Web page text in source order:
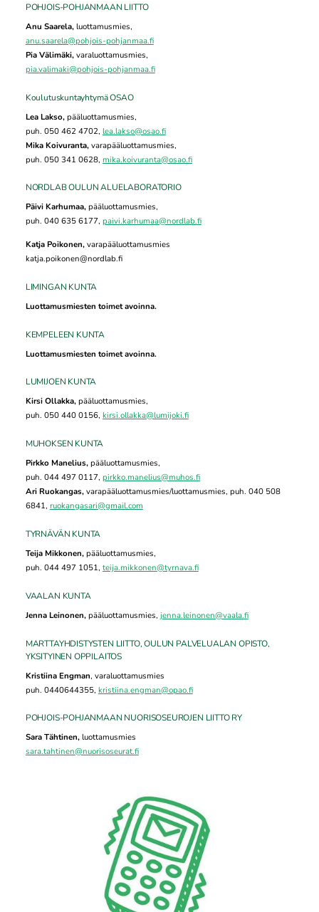
POHJOIS-POHJANMAAN LIITTO
Anu Saarela,luottamusmies,
anu.saarela@pohjois-pohjanmaa.fi
Pia Välimäki,varaluottamusmies,
pia.valimaki@pohjois-pohjanmaa.fi
Koulutuskuntayhtymä OSAO
Lea Lakso,pääluottamusmies,
puh. 050 462 4702, lea.lakso@osao.fi
Mika Koivuranta,varapääluottamusmies,
puh. 050 341 0628, mika.koivuranta@osao.fi
NORDLAB OULUN ALUELABORATORIO
Päivi Karhumaa,pääluottamusmies,
puh. 040 635 6177, paivi.karhumaa@nordlab.fi
Katja Poikonen,varapääluottamusmies
katja.poikonen@nordlab.fi
LIMINGAN KUNTA
Luottamusmiesten toimet avoinna.
KEMPELEEN KUNTA
Luottamusmiesten toimet avoinna.
LUMIJOEN KUNTA
Kirsi Ollakka,pääluottamusmies,
puh. 050 440 0156, kirsi.ollakka@lumijoki.fi
MUHOKSEN KUNTA
Pirkko Manelius,pääluottamusmies,
puh. 044 497 0117, pirkko.manelius@muhos.fi
Ari Ruokangas,varapääluottamusmies/luottamusmies, puh. 040 508
6841, ruokangasari@gmail.com
TYRNÄVÄN KUNTA
Teija Mikkonen,pääluottamusmies,
puh. 044 497 1051, teija.mikkonen@tyrnava.fi
VAALAN KUNTA
Jenna Leinonen,pääluottamusmies, jenna.leinonen@vaala.fi
MARTTAYHDISTYSTEN LIITTO, OULUN PALVELUALAN OPISTO,
YKSITYINEN OPPILAITOS
Kristiina Engman, varaluottamusmies
puh. 0440644355, kristiina.engman@opao.fi
POHJOIS-POHJANMAAN NUORISOSEUROJEN LIITTO RY
Sara Tähtinen,luottamusmies
sara.tahtinen@nuorisoseurat.fi